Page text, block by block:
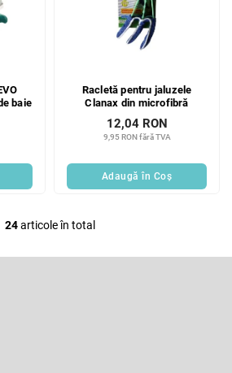
baie
Racletă pentru jaluzele
Clanax din microfibră
9,95 RON fără TVA
12,04 RON
Adaugă în Coş
C
24articole în total